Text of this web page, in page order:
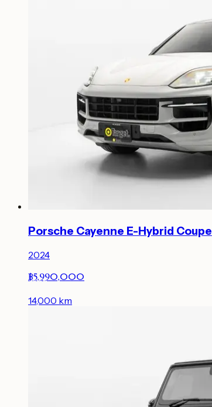
Porsche Cayenne E-Hybrid Coupe
2024
฿5,990,000
14,000 km